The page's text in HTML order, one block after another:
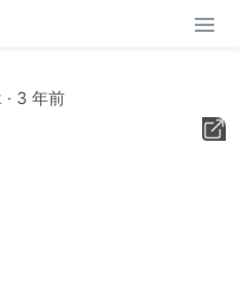
· 3 年前